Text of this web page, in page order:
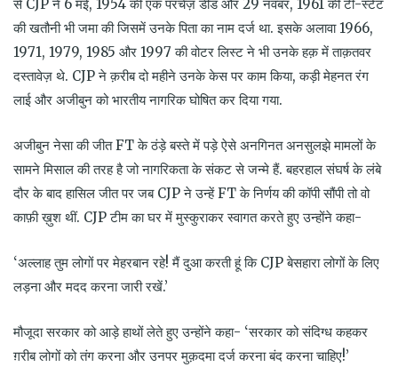
से CJPने 6 मई, 1954 की एक परचेज़ डीड और 29 नवंबर, 1961 की टी-स्टेट
की खतौनी भी जमा की जिसमें उनके पिता का नाम दर्ज था. इसके अलावा 1966,
1971, 1979, 1985 और 1997 की वोटर लिस्ट ने भी उनके हक़ में ताक़तवर
दस्तावेज़ थे. CJPने क़रीब दो महीने उनके केस पर काम किया, कड़ी मेहनत रंग
लाई और अजीबुन को भारतीय नागरिक घोषित कर दिया गया.
अजीबुन नेसा की जीतFTके ठंड़े बस्ते में पड़े ऐसे अनगिनत अनसुलझे मामलों के
सामने मिसाल की तरह है जो नागरिकता के संकट से जन्मे हैं. बहरहाल संघर्ष के लंबे
दौर के बाद हासिल जीत पर जब CJPने उन्हेंFTके निर्णय की कॉपी सौंपी तो वो
काफ़ी ख़ुश थीं. CJPटीम का घर में मुस्कुराकर स्वागत करते हुए उन्होंने कहा-
‘अल्लाह तुम लोगों पर मेहरबान रहे! मैं दुआ करती हूं किCJPबेसहारा लोगों के लिए
लड़ना और मदद करना जारी रखें.’
मौजूदा सरकार को आड़े हाथों लेते हुए उन्होंने कहा- ‘सरकार को संदिग्ध कहकर
ग़रीब लोगों को तंग करना और उनपर मुक़दमा दर्ज करना बंद करना चाहिए!’